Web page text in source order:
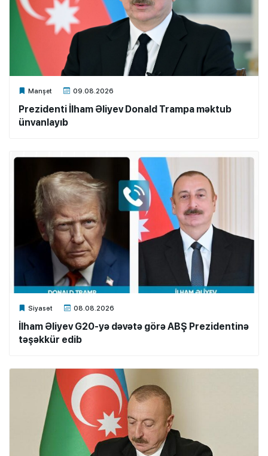
Manşet 09.08.2026
Xalq.Online
Prezidenti İlham Əliyev Donald Trampa məktub
ünvanlayıb
Siyasət 08.08.2026
Xalq.Online
İlham Əliyev G20-yə dəvətə görə ABŞ Prezidentinə
təşəkkür edib